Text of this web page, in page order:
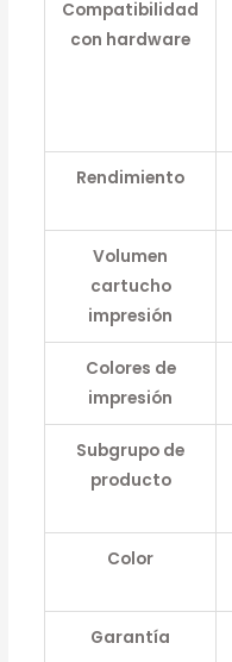
Compatibilidad
con hardware
Rendimiento
Volumen
cartucho
impresión
Colores de
impresión
Subgrupo de
producto
Color
Garantía